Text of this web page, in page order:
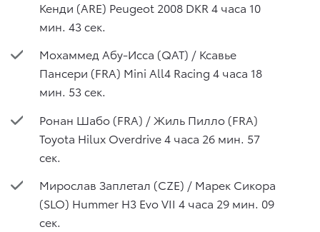
Кенди (ARE) Peugeot 2008 DKR 4 часа 10
мин. 43 сек.
Мохаммед Абу-Исса (QAT) / Ксавье
Пансери (FRA) Mini All4 Racing 4 часа 18
мин. 53 сек.
Ронан Шабо (FRA) / Жиль Пилло (FRA)
Toyota Hilux Overdrive 4 часа 26 мин. 57
сек.
Мирослав Заплетал (CZE) / Марек Сикора
(SLO) Hummer H3 Evo VII 4 часа 29 мин. 09
сек.